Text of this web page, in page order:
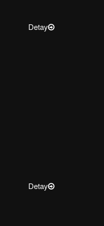
Detay
Detay